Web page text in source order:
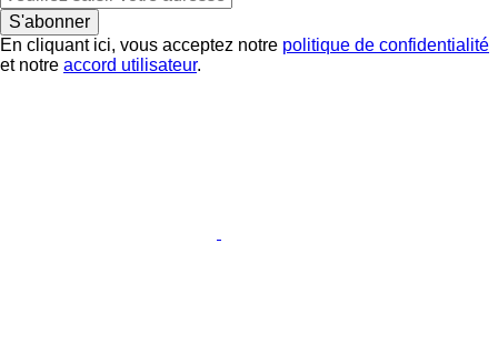
S'abonner
En cliquant ici, vous acceptez notre politique de confidentialité
et notre accord utilisateur.